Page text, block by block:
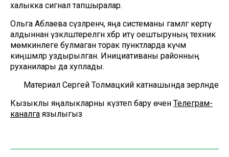
халыкка сигнал тапшыралар.
Ольга Аблаева сүзләренчә, яңа системаны гамәлгә кертү
алдыннан үзәкләштерелгән хәбәр итү оештыруның техник
мөмкинлеге булмаган торак пунктларда күчмә
киңәшмәләр уздырылган. Инициативаны районның
руханилары да хуплады.
Материал Сергей Толмацкий катнашында әзерләнде
Кызыклы яңалыкларны күзәтеп бару өчен Телеграм-
каналга язылыгыз